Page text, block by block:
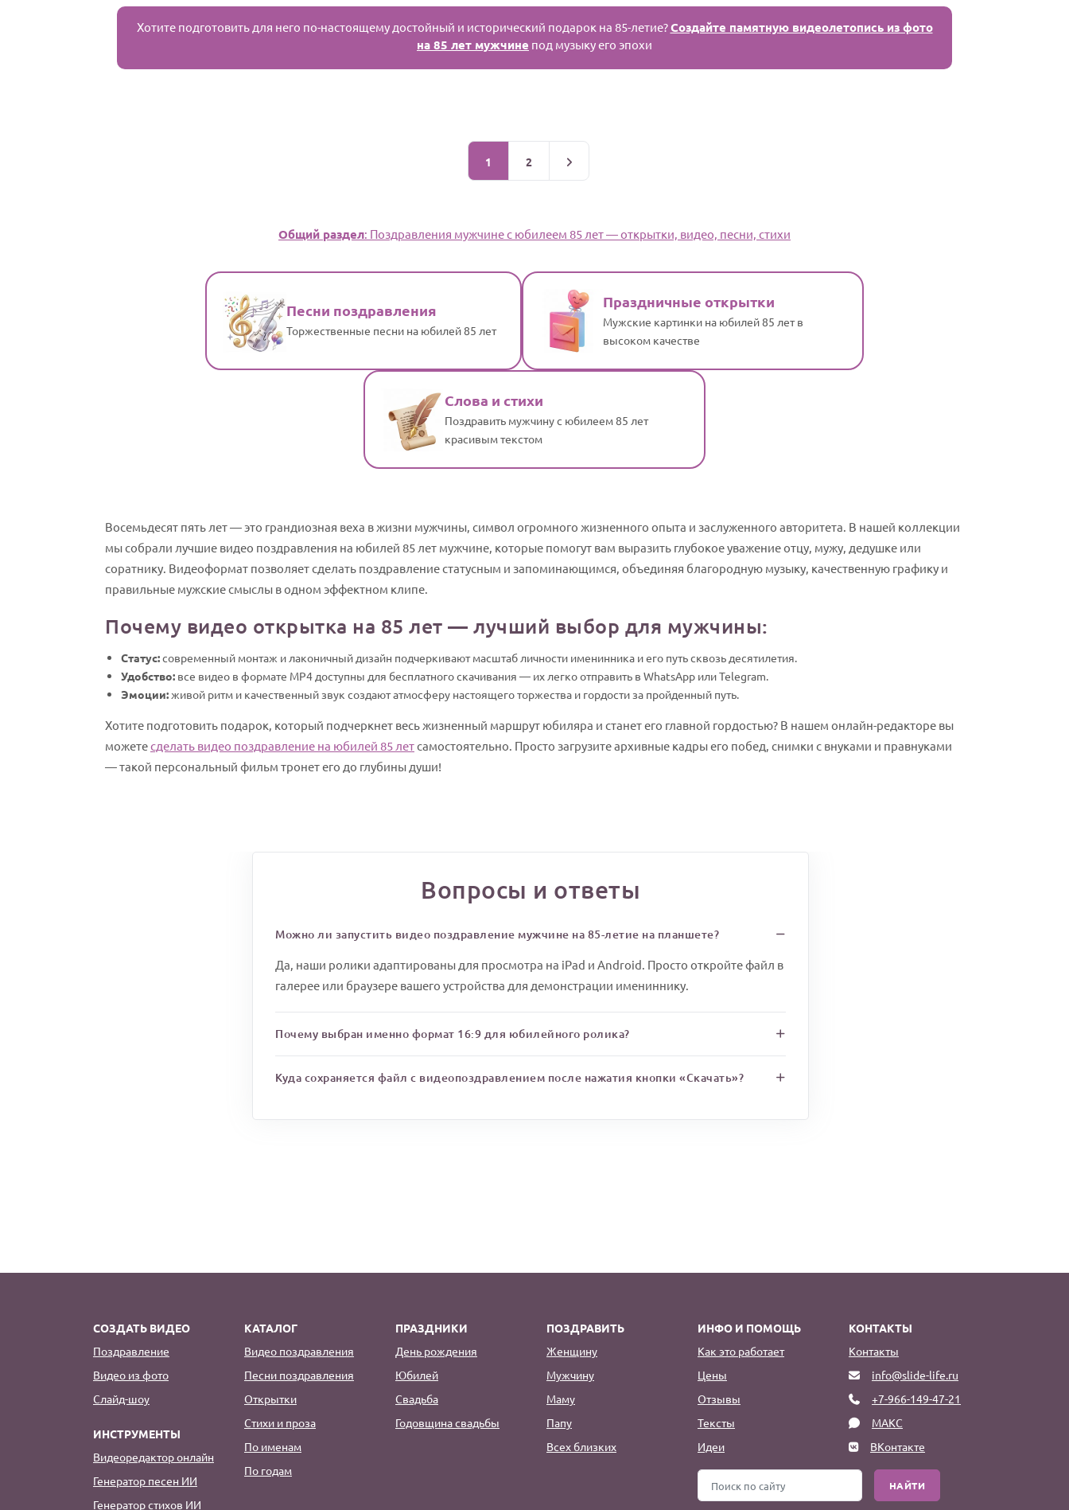
Хотите подготовить для него по-настоящему достойный и исторический подарок на 85-летие?Создайте памятную видеолетопись из фото
на 85 лет мужчине под музыку его эпохи
1 2
Общий раздел: Поздравления мужчине с юбилеем 85 лет — открытки, видео, песни, стихи
Песни поздравления
Торжественные песни на юбилей 85 лет
Праздничные открытки
Мужские картинки на юбилей 85 лет в
высоком качестве
Слова и стихи
Поздравить мужчину с юбилеем 85 лет
красивым текстом
Восемьдесят пять лет — это грандиозная веха в жизни мужчины, символ огромного жизненного опыта и заслуженного авторитета. В нашей коллекции
мы собрали лучшие видео поздравления на юбилей 85 лет мужчине, которые помогут вам выразить глубокое уважение отцу, мужу, дедушке или
соратнику. Видеоформат позволяет сделать поздравление статусным и запоминающимся, объединяя благородную музыку, качественную графику и
правильные мужские смыслы в одном эффектном клипе.
Почему видео открытка на 85 лет — лучший выбор для мужчины:
Статус:современный монтаж и лаконичный дизайн подчеркивают масштаб личности именинника и его путь сквозь десятилетия.
Удобство: все видео в формате MP4 доступны для бесплатного скачивания — их легко отправить в WhatsApp или Telegram.
Эмоции: живой ритм и качественный звук создают атмосферу настоящего торжества и гордости за пройденный путь.
Хотите подготовить подарок, который подчеркнет весь жизненный маршрут юбиляра и станет его главной гордостью? В нашем онлайн-редакторе вы
можетесделать видео поздравление на юбилей 85 летсамостоятельно. Просто загрузите архивные кадры его побед, снимки с внуками и правнуками
— такой персональный фильм тронет его до глубины души!
Вопросы и ответы
Можно ли запустить видео поздравление мужчине на 85-летие на планшете?
Да, наши ролики адаптированы для просмотра на iPad и Android. Просто откройте файл в
галерее или браузере вашего устройства для демонстрации имениннику.
Почему выбран именно формат 16:9 для юбилейного ролика?
Куда сохраняется файл с видеопоздравлением после нажатия кнопки «Скачать»?
СОЗДАТЬ ВИДЕО
Поздравление
Видео из фото
Слайд-шоу
ИНСТРУМЕНТЫ
Видеоредактор онлайн
Генератор песен ИИ
Генератор стихов ИИ
КАТАЛОГ
Видео поздравления
Песни поздравления
Открытки
Стихи и проза
По именам
По годам
ПРАЗДНИКИ
День рождения
Юбилей
Свадьба
Годовщина свадьбы
ПОЗДРАВИТЬ
Женщину
Мужчину
Маму
Папу
Всех близких
ИНФО И ПОМОЩЬ
Как это работает
Цены
Отзывы
Тексты
Идеи
КОНТАКТЫ
Контакты
info@slide-life.ru
+7-966-149-47-21
МАКС
ВКонтакте
НАЙТИ